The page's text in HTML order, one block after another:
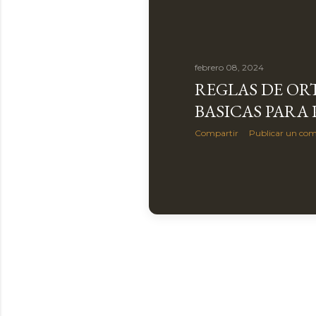
febrero 08, 2024
REGLAS DE
BASICAS
Compartir Publicar un